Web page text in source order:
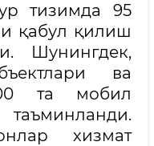
тизимда 95
қабул қилиш
Шунингдек,
ва
та мобил
хизмат